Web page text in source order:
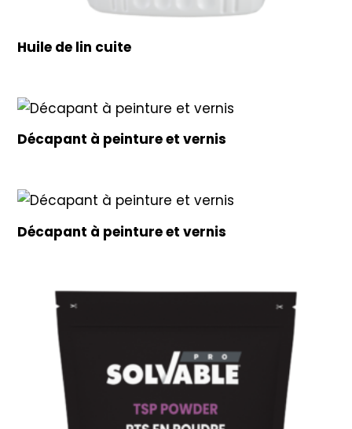
Huile de lin cuite
Décapant à peinture et vernis
Décapant à peinture et vernis